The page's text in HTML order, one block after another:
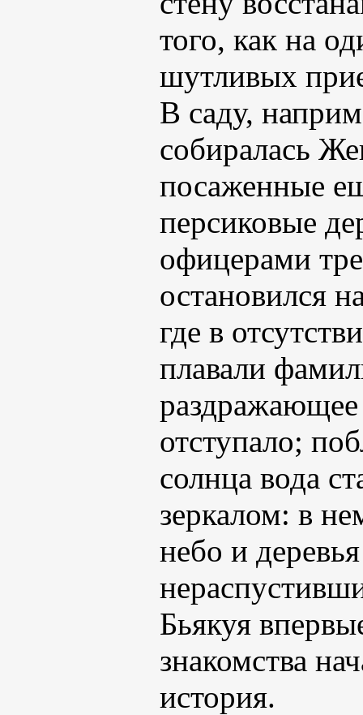
того, как на
шутливых
В саду,
собиралась
посаженные
персиковые
офицерами
остановился
где в
плавали
раздражающее
отступало;
солнца вода
зеркалом: в
небо и
Бьякуя
знакомства
история.